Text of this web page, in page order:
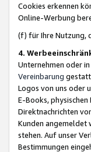
Cookies erkennen
Online-Werbung
(f) für Ihre Nutzung,
4.
Unternehmen oder
Vereinbarung
Logos von uns oder
E-Books,
Direktnachrichten
Kunden angemeldet
stehen. Auf unser
Bestimmungen